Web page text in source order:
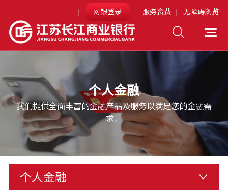
网银登录
个人网上银行
企业网上银行
网银助手下载
服务资费 无障碍浏览
个人金融
我们提供全面丰富的金融产品及服务以满足您的金融需
求。
个人金融